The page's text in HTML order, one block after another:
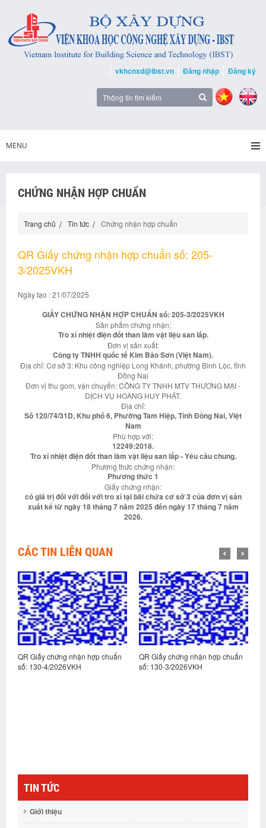
vkhcnxd@ibst.vn Đăng nhập Đăng ký
MENU
CHỨNG NHẬN HỢP CHUẨN
Trang chủ Tin tức Chứng nhận hợp chuẩn
QR Giấy chứng nhận hợp chuẩn số: 205-
3/2025VKH
Ngày tạo : 21/07/2025
GIẤY CHỨNG NHẬN HỢP CHUẨN số: 205-3/2025VKH
Sản phẩm chứng nhận:
Tro xỉ nhiệt điện đốt than làm vật liệu san lấp.
Đơn vị sản xuất:
Công ty TNHH quốc tế Kim Bảo Sơn (Việt Nam).
Địa chỉ: Cơ sở 3: Khu công nghiệp Long Khánh, phường Bình Lộc, tỉnh
Đồng Nai
Đơn vị thu gom, vận chuyển: CÔNG TY TNHH MTV THƯƠNG MẠI -
DỊCH VỤ HOÀNG HUY PHÁT.
Địa chỉ:
Số 120/74/31D, Khu phố 6, Phường Tam Hiệp, Tỉnh Đồng Nai, Việt
Nam
Phù hợp với:
12249:2018.
Tro xỉ nhiệt điện đốt than làm vật liệu san lấp - Yêu cầu chung.
Phương thức chứng nhận:
Phương thức 1
Giấy chứng nhận:
có giá trị đối với đối với tro xỉ tại bãi chứa cơ sở 3 của đơn vị sản
xuất kể từ ngày 18 tháng 7 năm 2025 đến ngày 17 tháng 7 năm
2026.
CÁC TIN LIÊN QUAN
QR Giấy chứng nhận hợp chuẩn
số: 130-4/2026VKH
QR Giấy chứng nhận hợp chuẩn
số: 130-3/2026VKH
TIN TỨC
Giới thiệu